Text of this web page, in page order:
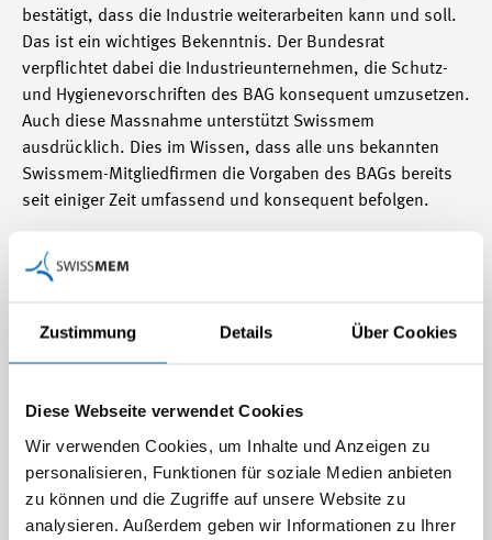
Zustimmung Details Über Cookies
Diese Webseite verwendet Cookies
Wir verwenden Cookies, um Inhalte und Anzeigen zu
personalisieren, Funktionen für soziale Medien anbieten
zu können und die Zugriffe auf unsere Website zu
analysieren. Außerdem geben wir Informationen zu Ihrer
bestätigt, dass die Industrie weiterarbeiten kann und soll.
Das ist ein wichtiges Bekenntnis. Der Bundesrat
verpflichtet dabei die Industrieunternehmen, die Schutz-
und Hygienevorschriften des BAG konsequent umzusetzen.
Auch diese Massnahme unterstützt Swissmem
ausdrücklich. Dies im Wissen, dass alle uns bekannten
Swissmem-Mitgliedfirmen die Vorgaben des BAGs bereits
seit einiger Zeit umfassend und konsequent befolgen.
«Der Bundesrat hat die richtigen Massnahmen
froh, dass es nicht zu einer kompletten Ausgangssperre
kommt und dass der Bundesrat klar zum Ausdruck
kann. Diese Aussage muss täglich und gerade gegenüber
Kantonen wiederholt werden.»
Die Lage in den Unternehmen der Maschinen-, Elektro- und
Metall-Industrie ist angespannt. Sie präsentiert sich aber